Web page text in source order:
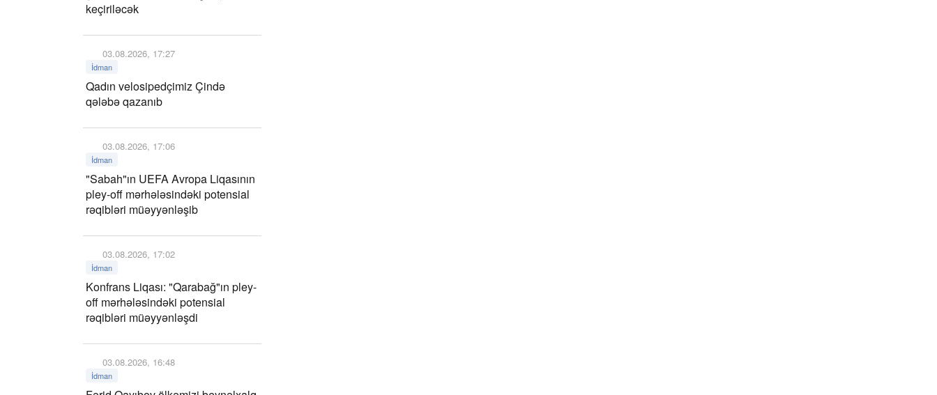
keçiriləcək
03.08.2026, 17:27
İdman
Qadın velosipedçimiz Çində
qələbə qazanıb
03.08.2026, 17:06
İdman
"Sabah"ın UEFA Avropa Liqasının
pley-off mərhələsindəki potensial
rəqibləri müəyyənləşib
03.08.2026, 17:02
İdman
Konfrans Liqası: "Qarabağ"ın pley-
off mərhələsindəki potensial
rəqibləri müəyyənləşdi
03.08.2026, 16:48
İdman